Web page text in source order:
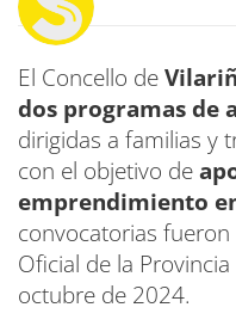
El Concello de
dos programas de
dirigidas a familias y
con el objetivo de
emprendimiento
convocatorias
Oficial de la
octubre de 2024.